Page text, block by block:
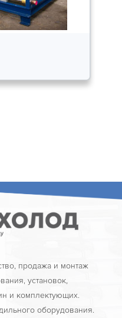
продажа и монтаж
установок,
и комплектующих.
оборудования.